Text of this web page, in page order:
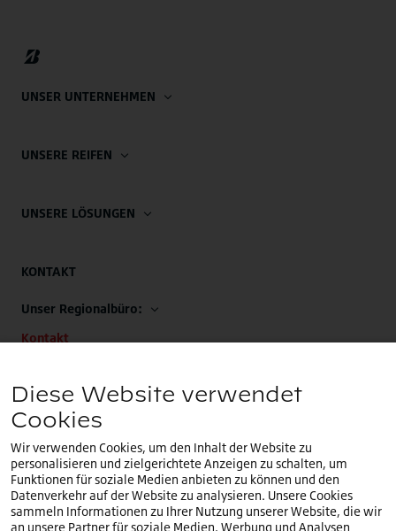
UNSER UNTERNEHMEN
UNSERE REIFEN
UNSERE LÖSUNGEN
KONTAKT
Unser Regionalbüro:
Kontakt
+32 (0)2.714.67.00
Sie befinden sich auf unsererdeutschen Website.Ein
anderes Land oder eine andere Sprache auswählen
DE
Diese Website verwendet
Cookies
Wir verwenden Cookies, um den Inhalt der Website zu
personalisieren und zielgerichtete Anzeigen zu schalten, um
Funktionen für soziale Medien anbieten zu können und den
Datenverkehr auf der Website zu analysieren. Unsere Cookies
sammeln Informationen zu Ihrer Nutzung unserer Website, die wir
an unsere Partner für soziale Medien, Werbung und Analysen